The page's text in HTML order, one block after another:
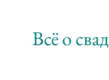
Всё о